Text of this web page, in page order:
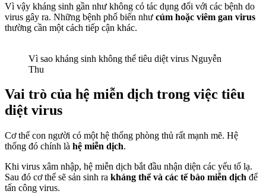
Vì vậy kháng sinh gần như không có tác dụng đối với các bệnh do
virus gây ra. Những bệnh phổ biến như cúm hoặc viêm gan virus
thường cần một cách tiếp cận khác.
Vì sao kháng sinh không thể tiêu diệt virus Nguyễn
Thu
Vai trò của hệ miễn dịch trong việc tiêu
diệt virus
Cơ thể con người có một hệ thống phòng thủ rất mạnh mẽ. Hệ
thống đó chính là hệ miễn dịch.
Khi virus xâm nhập, hệ miễn dịch bắt đầu nhận diện các yếu tố lạ.
Sau đó cơ thể sẽ sản sinh ra kháng thể và các tế bào miễn dịch để
tấn công virus.